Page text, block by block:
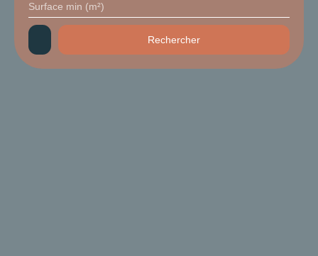
Surface min (m²)
Rechercher